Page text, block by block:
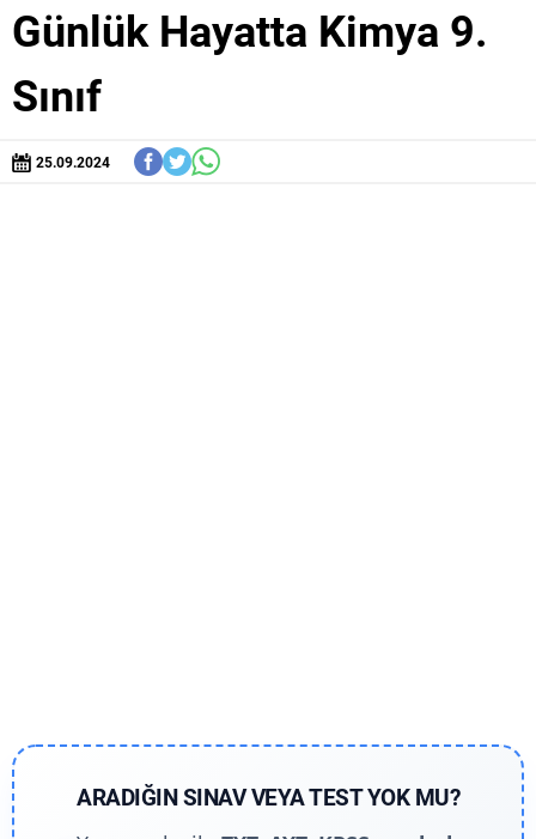
Günlük Hayatta Kimya 9.
Sınıf
25.09.2024
ARADIĞIN SINAV VEYA TEST YOK MU?